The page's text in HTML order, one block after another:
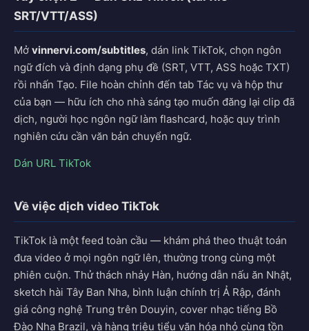
SRT/VTT/ASS)
Mở vinnervi.com/subtitles, dán link TikTok, chọn ngôn
ngữ đích và định dạng phụ đề (SRT, VTT, ASS hoặc TXT)
rồi nhấn Tạo. File hoàn chỉnh đến tab Tác vụ và hộp thư
của bạn — hữu ích cho nhà sáng tạo muốn đăng lại clip đã
dịch, người học ngôn ngữ làm flashcard, hoặc quy trình
nghiên cứu cần văn bản chuyển ngữ.
Dán URL TikTok
Về việc dịch video TikTok
TikTok là một feed toàn cầu — khám phá theo thuật toán
đưa video ở mọi ngôn ngữ lên, thường trong cùng một
phiên cuộn. Thử thách nhảy Hàn, hướng dẫn nấu ăn Nhật,
sketch hài Tây Ban Nha, bình luận chính trị Ả Rập, đánh
giá công nghệ Trung trên Douyin, cover nhạc tiếng Bồ
Đào Nha Brazil, và hàng triệu tiểu văn hóa nhỏ cùng tồn